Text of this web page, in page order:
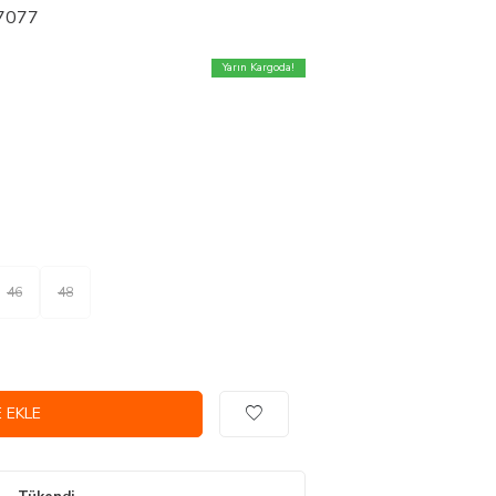
Yarın Kargoda!
46 48
EKLE